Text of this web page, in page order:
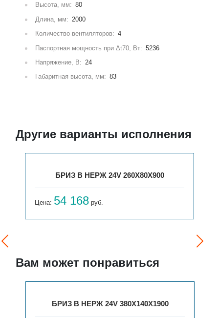
Высота, мм: 80
Длина, мм: 2000
Количество вентиляторов: 4
Паспортная мощность при Δt70, Вт: 5236
Напряжение, В: 24
Габаритная высота, мм: 83
Другие варианты исполнения
БРИЗ В НЕРЖ 24V 260X80X900
Цена: 54 168 руб.
Вам может понравиться
БРИЗ В НЕРЖ 24V 380X140X1900